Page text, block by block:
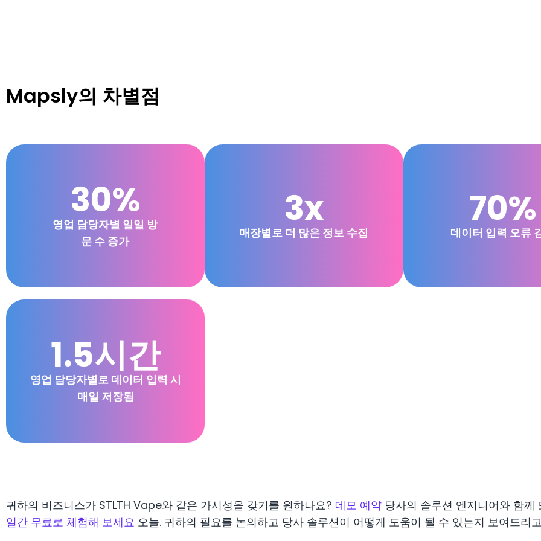
Mapsly의 차별점
30%
영업 담당자별 일일 방
문 수 증가
3x
매장별로 더 많은 정보 수집
70%
데이터 입력 오류
1.5시간
영업 담당자별로 데이터 입력 시
매일 저장됨
귀하의 비즈니스가 STLTH Vape와 같은 가시성을 갖기를 원하나요? 데모 예약 당사의 솔루션 엔지니어와 함께
일간 무료로 체험해 보세요 오늘. 귀하의 필요를 논의하고 당사 솔루션이 어떻게 도움이 될 수 있는지 보여드리